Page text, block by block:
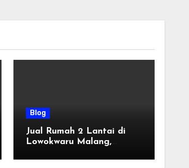
Blog
Jual Rumah 2 Lantai di
Lowokwaru Malang,
Mulai 800 Jutaan